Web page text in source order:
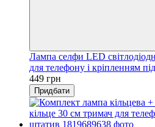
Лампа селфи LED
для телефону і кріпленням
449 грн
Придбати